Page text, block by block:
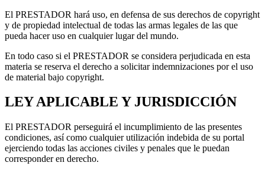
El PRESTADOR hará uso, en defensa de sus derechos de copyright
y de propiedad intelectual de todas las armas legales de las que
pueda hacer uso en cualquier lugar del mundo.
En todo caso si el PRESTADOR se considera perjudicada en esta
materia se reserva el derecho a solicitar indemnizaciones por el uso
de material bajo copyright.
LEY APLICABLE Y JURISDICCIÓN
El PRESTADOR perseguirá el incumplimiento de las presentes
condiciones, así como cualquier utilización indebida de su portal
ejerciendo todas las acciones civiles y penales que le puedan
corresponder en derecho.